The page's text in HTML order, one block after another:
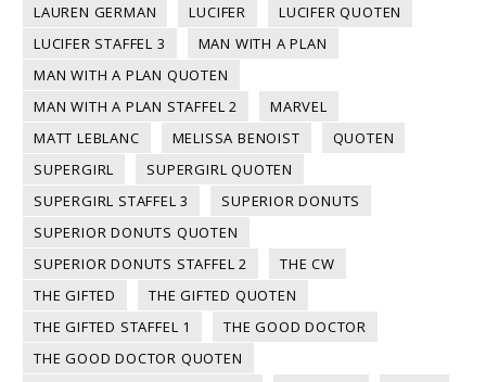
LAUREN GERMAN
LUCIFER
LUCIFER QUOTEN
LUCIFER STAFFEL 3
MAN WITH A PLAN
MAN WITH A PLAN QUOTEN
MAN WITH A PLAN STAFFEL 2
MARVEL
MATT LEBLANC
MELISSA BENOIST
QUOTEN
SUPERGIRL
SUPERGIRL QUOTEN
SUPERGIRL STAFFEL 3
SUPERIOR DONUTS
SUPERIOR DONUTS QUOTEN
SUPERIOR DONUTS STAFFEL 2
THE CW
THE GIFTED
THE GIFTED QUOTEN
THE GIFTED STAFFEL 1
THE GOOD DOCTOR
THE GOOD DOCTOR QUOTEN